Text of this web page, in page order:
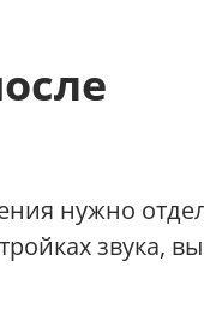
нужно
звука,